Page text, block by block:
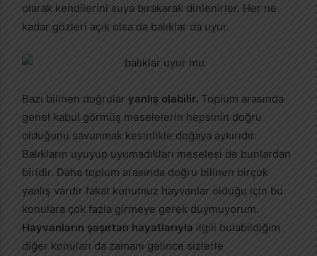
olarak kendilerini suya bırakarak dinlenirler. Her ne
kadar gözleri açık olsa da balıklar da uyur.
Bazı bilinen doğrular yanlış olabilir. Toplum arasında
genel kabul görmüş meselelerin hepsinin doğru
olduğunu savunmak kesinlikle doğaya aykırıdır.
Balıkların uyuyup uyumadıkları meselesi de bunlardan
biridir. Daha toplum arasında doğru bilinen birçok
yanlış vardır fakat konumuz hayvanlar olduğu için bu
konulara çok fazla girmeye gerek duymuyorum.
Hayvanların şaşırtan hayatlarıyla ilgili bulabildiğim
diğer konuları da zamanı gelince sizlerle